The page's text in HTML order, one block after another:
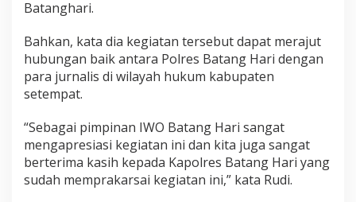
H
T
B
y
n
g
k
Batanghari.
Bahkan, kata dia kegiatan tersebut dapat merajut
hubungan baik antara Polres Batang Hari dengan
para jurnalis di wilayah hukum kabupaten
setempat.
“Sebagai pimpinan IWO Batang Hari sangat
mengapresiasi kegiatan ini dan kita juga sangat
berterima kasih kepada Kapolres Batang Hari yang
sudah memprakarsai kegiatan ini,” kata Rudi.